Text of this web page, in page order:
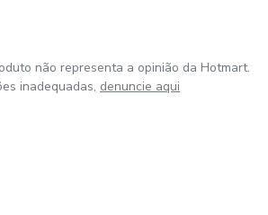
não representa a opinião da Hotmart.
inadequadas, denuncie aqui